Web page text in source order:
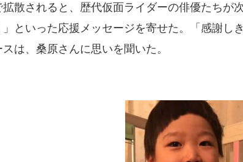
拡散されると、歴代仮面ライダーの俳優たちが
」といった応援メッセージを寄せた。「感謝し
スは、桑原さんに思いを聞いた。